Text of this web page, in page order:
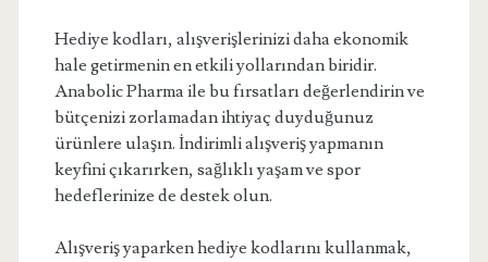
Hediye kodları, alışverişlerinizi daha ekonomik
hale getirmenin en etkili yollarından biridir.
Anabolic Pharma ile bu fırsatları değerlendirin ve
bütçenizi zorlamadan ihtiyaç duyduğunuz
ürünlere ulaşın. İndirimli alışveriş yapmanın
keyfini çıkarırken, sağlıklı yaşam ve spor
hedeflerinize de destek olun.
Alışveriş yaparken hediye kodlarını kullanmak,